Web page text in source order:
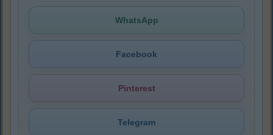
WhatsApp
Facebook
Pinterest
Telegram